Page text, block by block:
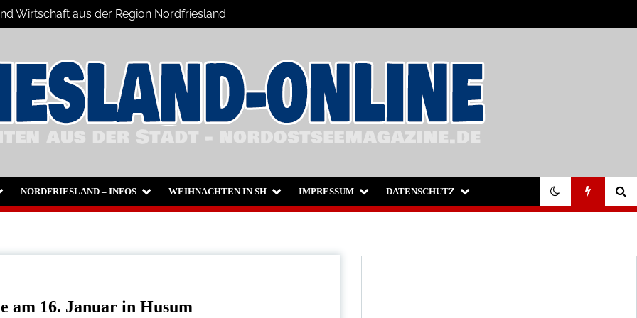
Wirtschaft aus der Region Nordfriesland
NORDFRIESLAND – INFOS WEIHNACHTEN IN SH IMPRESSUM DATENSCHUTZ
am 16. Januar in Husum